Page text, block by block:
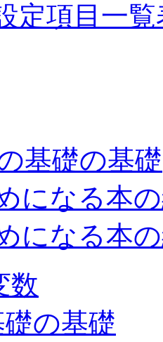
定項目一覧
基礎の基礎
になる本
になる本
数
の基礎